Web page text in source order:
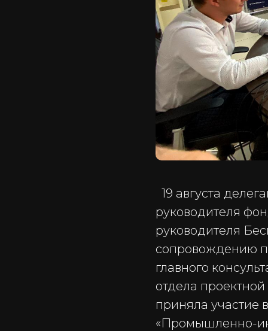
19 августа
руководителя
руководителя
сопровождению
главного
отдела
приняла
«Промышленно-